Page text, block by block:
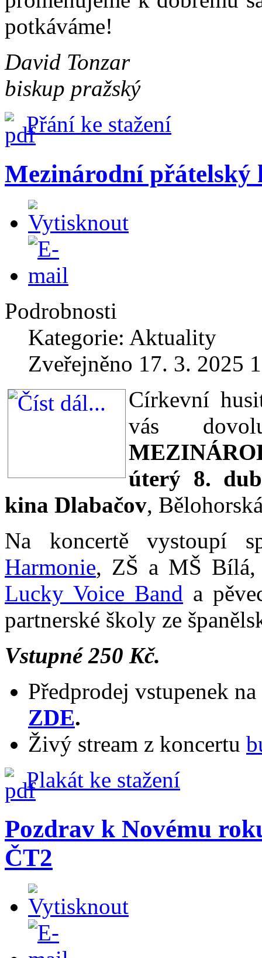
potkáváme!
David Tonzar
biskup pražský
Přání ke stažení
Mezinárodní přátelský
Podrobnosti
Kategorie: Aktuality
Zveřejněno 17. 3. 2025
Církevní
vás
úterý 8.
kina Dlabačov,
Na koncertě vystoupí
Harmonie, ZŠ a MŠ Bílá,
Lucky Voice Band a
partnerské školy ze
Vstupné 250 Kč.
Předprodej vstupenek
ZDE.
Živý stream z koncertu
Plakát ke stažení
Pozdrav k Novému
ČT2